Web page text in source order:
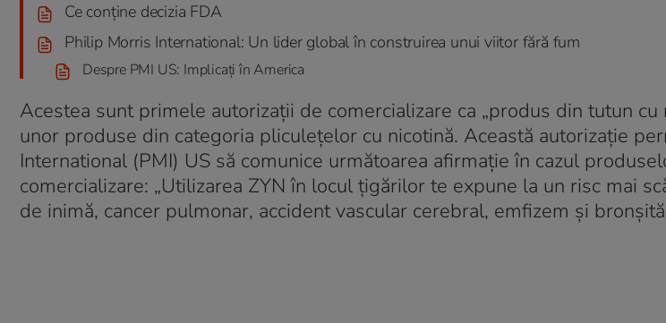
Ce conține decizia FDA
Philip Morris International: Un lider global în construirea unui viitor fără fum
Despre PMI US: Implicați în America
Acestea sunt primele autorizații de comercializare ca „produs din tutun cu
unor produse din categoria pliculețelor cu nicotină. Această autorizație
International (PMI) US să comunice următoarea afirmație în cazul
comercializare: „Utilizarea ZYN în locul țigărilor te expune la un risc mai
de inimă, cancer pulmonar, accident vascular cerebral, emfizem și bronșită